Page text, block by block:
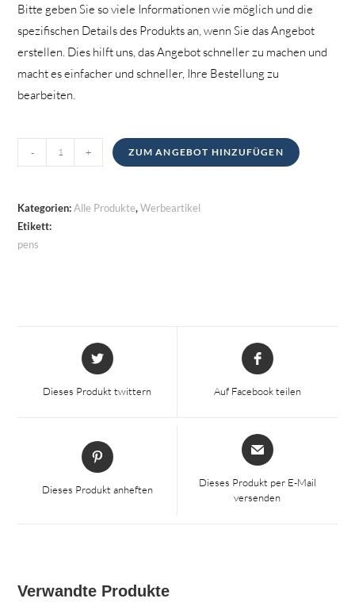
Bitte geben Sie so viele Informationen wie möglich und die
spezifischen Details des Produkts an, wenn Sie das Angebot
erstellen. Dies hilft uns, das Angebot schneller zu machen und
macht es einfacher und schneller, Ihre Bestellung zu
bearbeiten.
Menge
- + ZUM ANGEBOT HINZUFÜGEN
Kategorien:Alle Produkte,Werbeartikel
Etikett:
pens
Wird
in
Dieses Produkt twittern
Wird
in
geöffnet
Auf Facebook teilen
Wird
in
Dieses Produkt anheften
Wird
in
neuen
Dieses Produkt per E-Mail
versenden
Verwandte Produkte